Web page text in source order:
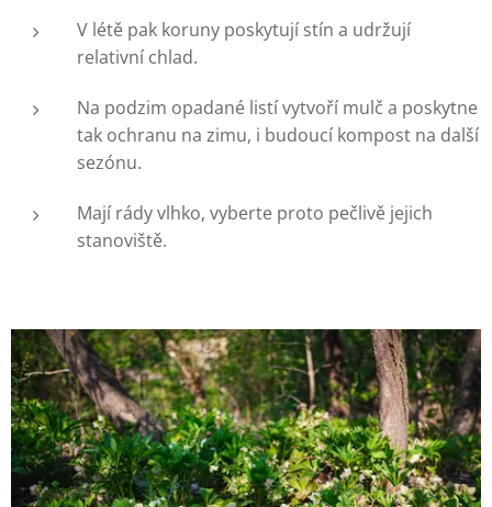
V létě pak koruny poskytují stín a udržují
relativní chlad.
Na podzim opadané listí vytvoří mulč a poskytne
tak ochranu na zimu, i budoucí kompost na další
sezónu.
Mají rády vlhko, vyberte proto pečlivě jejich
stanoviště.